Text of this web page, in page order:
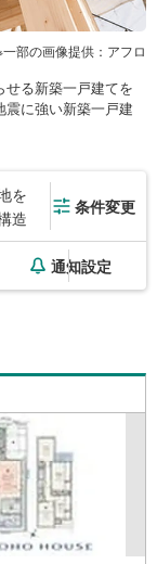
一部の画像提供：アフロ
る新築一戸建てを
に強い新築一戸建
を
造
条件変更
通知設定